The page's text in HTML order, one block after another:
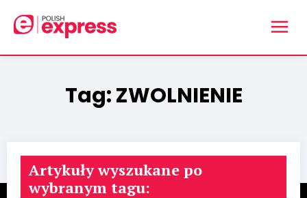
Tag:ZWOLNIENIE
Artykuły wyszukane po
wybranym tagu: